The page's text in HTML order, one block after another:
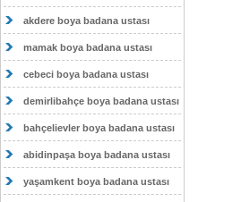
akdere boya badana ustası
mamak boya badana ustası
cebeci boya badana ustası
demirlibahçe boya badana ustası
bahçelievler boya badana ustası
abidinpaşa boya badana ustası
yaşamkent boya badana ustası